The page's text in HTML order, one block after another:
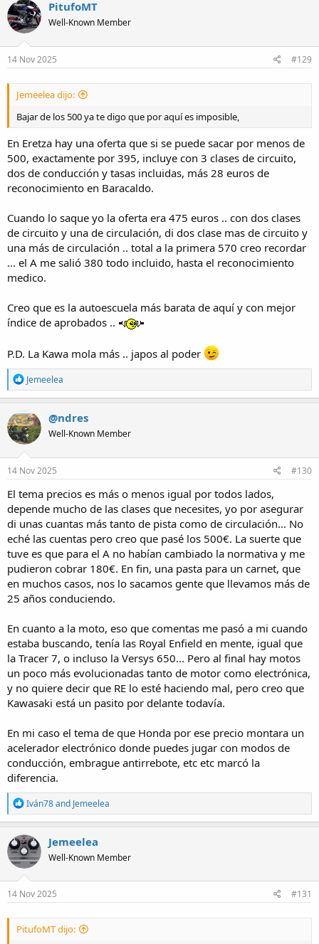
t
i
o
n
s
PitufoMT
Well-Known Member
14 Nov 2025 #129
Jemeelea dijo:
Bajar de los 500 ya te digo que por aquí es imposible,
En Eretza hay una oferta que si se puede sacar por menos de
500, exactamente por 395, incluye con 3 clases de circuito,
dos de conducción y tasas incluidas, más 28 euros de
reconocimiento en Baracaldo.
Cuando lo saque yo la oferta era 475 euros .. con dos clases
de circuito y una de circulación, di dos clase mas de circuito y
una más de circulación .. total a la primera 570 creo recordar
... el A me salió 380 todo incluido, hasta el reconocimiento
medico.
Creo que es la autoescuela más barata de aquí y con mejor
índice de aprobados ..
P.D. La Kawa mola más .. japos al poder
R
e
a
c
t
i
o
n
s
Jemeelea
@ndres
Well-Known Member
14 Nov 2025 #130
El tema precios es más o menos igual por todos lados,
depende mucho de las clases que necesites, yo por asegurar
di unas cuantas más tanto de pista como de circulación... No
eché las cuentas pero creo que pasé los 500€. La suerte que
tuve es que para el A no habían cambiado la normativa y me
pudieron cobrar 180€. En fin, una pasta para un carnet, que
en muchos casos, nos lo sacamos gente que llevamos más de
25 años conduciendo.
En cuanto a la moto, eso que comentas me pasó a mi cuando
estaba buscando, tenía las Royal Enfield en mente, igual que
la Tracer 7, o incluso la Versys 650... Pero al final hay motos
un poco más evolucionadas tanto de motor como electrónica,
y no quiere decir que RE lo esté haciendo mal, pero creo que
Kawasaki está un pasito por delante todavía.
En mi caso el tema de que Honda por ese precio montara un
acelerador electrónico donde puedes jugar con modos de
conducción, embrague antirrebote, etc etc marcó la
diferencia.
R
e
a
c
t
i
o
n
s
Iván78and Jemeelea
Jemeelea
Well-Known Member
14 Nov 2025 #131
PitufoMT dijo: